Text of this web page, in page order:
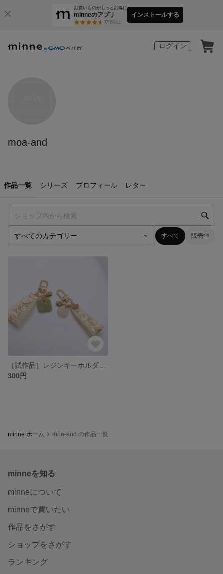
お買いものがもっとお得に
minneのアプリ
3万件以上
インストールする
ログイン
moa-and
作品一覧 シリーズ プロフィール レター
すべて 販売中
300円
minne ホーム moa-and の作品一覧
minneを知る
minneについて
minneで買いたい
作品をさがす
ショップをさがす
ランキング